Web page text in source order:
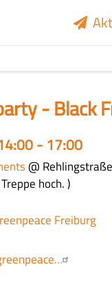
- Black
- 17:00
@
hoch.
Freiburg